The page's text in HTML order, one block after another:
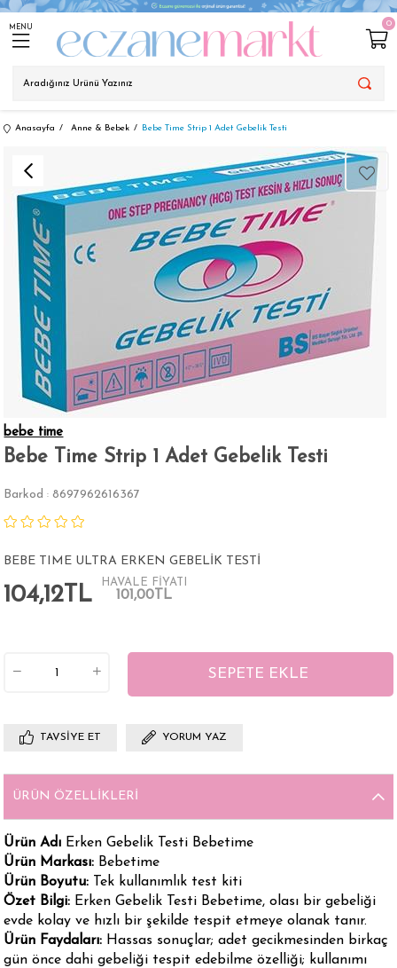
MENU 0
Anasayfa Anne & Bebek Bebe Time Strip 1 Adet Gebelik Testi
bebe time
Bebe Time Strip 1 Adet Gebelik Testi
Barkod : 8697962616367
BEBE TIME ULTRA ERKEN GEBELİK TESTİ
104,12TL
HAVALE FİYATI
101,00TL
TAVSIYE ET YORUM YAZ
ÜRÜN ÖZELLIKLERI
Ürün Adı Erken Gebelik Testi Bebetime
Ürün Markası: Bebetime
Ürün Boyutu: Tek kullanımlık test kiti
Özet Bilgi: Erken Gebelik Testi Bebetime, olası bir gebeliği
evde kolay ve hızlı bir şekilde tespit etmeye olanak tanır.
Ürün Faydaları: Hassas sonuçlar; adet gecikmesinden birkaç
gün önce dahi gebeliği tespit edebilme özelliği; kullanımı